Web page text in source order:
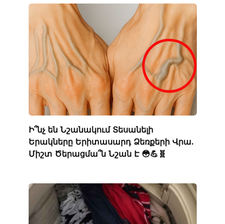
Ի՞նչ են Նշանակում Տեսանելի
Երակները Երիտասարդ Ձեռքերի Վրա.
Միշտ Ծերացմա՞ն Նշան Է 😳💪🧬